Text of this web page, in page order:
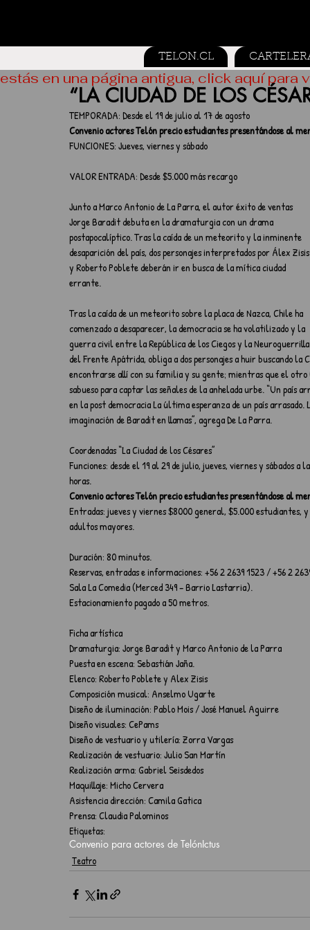
TELON.CL
“LA CIUDAD DE LOS
TEMPORADA: Desde el 19 de julio al 17 de agosto
Convenio actores Telón precio estudiantes presentándose al
FUNCIONES: Jueves, viernes y sábado
VALOR ENTRADA: Desde $5.000 más recargo
Junto a Marco Antonio de La Parra, el autor éxito de ventas
Jorge Baradit debuta en la dramaturgia con un drama
postapocalíptico. Tras la caída de un meteorito y la inminente
desaparición del país, dos personajes interpretados por Álex Zisis
y Roberto Poblete deberán ir en busca de la mítica ciudad
errante.
Tras la caída de un meteorito sobre la placa de Nazca, Chile ha
comenzado a desaparecer, la democracia se ha volatilizado y la
guerra civil entre la República de los Ciegos y la Neuroguerrilla
del Frente Apátrida, obliga a dos personajes a huir buscando la
encontrarse allí con su familia y su gente; mientras que el
sabueso para captar las señales de la anhelada urbe. “Un país
en la post democracia La última esperanza de un país
imaginación de Baradit en llamas”, agrega De La Parra.
Coordenadas “La Ciudad de los Césares”
Funciones: desde el 19 al 29 de julio, jueves, viernes y sábados a
horas.
Convenio actores Telón precio estudiantes presentándose al
Entradas: jueves y viernes $8000 general, $5.000 estudiantes,
adultos mayores.
Duración: 80 minutos.
Reservas, entradas e informaciones: +56 2 2639 1523 / +56 2
Sala La Comedia (Merced 349 – Barrio Lastarria).
Estacionamiento pagado a 50 metros.
Ficha artística
Dramaturgia: Jorge Baradit y Marco Antonio de la Parra
Puesta en escena: Sebastián Jaña.
Elenco: Roberto Poblete y Alex Zisis
Composición musical: Anselmo Ugarte
Diseño de iluminación: Pablo Mois / José Manuel Aguirre
Diseño visuales: CePams
Diseño de vestuario y utilería: Zorra Vargas
Realización de vestuario: Julio San Martín
Realización arma: Gabriel Seisdedos
Maquillaje: Micho Cervera
Asistencia dirección: Camila Gatica
Prensa: Claudia Palominos
Etiquetas:
Convenio para actores de TelónIctus
Teatro
estás en una página antigua, click aquí para